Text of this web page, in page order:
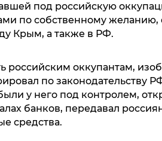
под российскую
по собственному желанию,
Крым, а также в РФ.
российским оккупантам,
по законодательству
у него под контролем,
банков, передавал
средства.